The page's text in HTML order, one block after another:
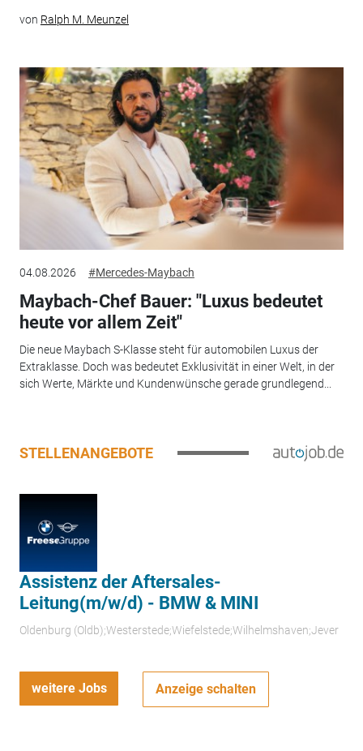
von Ralph M. Meunzel
04.08.2026 #Mercedes-Maybach
Maybach-Chef Bauer: "Luxus bedeutet
heute vor allem Zeit"
Die neue Maybach S-Klasse steht für automobilen Luxus der
Extraklasse. Doch was bedeutet Exklusivität in einer Welt, in der
sich Werte, Märkte und Kundenwünsche gerade grundlegend...
STELLENANGEBOTE
Assistenz der Aftersales-
Leitung(m/w/d) - BMW & MINI
Oldenburg (Oldb);Westerstede;Wiefelstede;Wilhelmshaven;Jever
weitere Jobs Anzeige schalten